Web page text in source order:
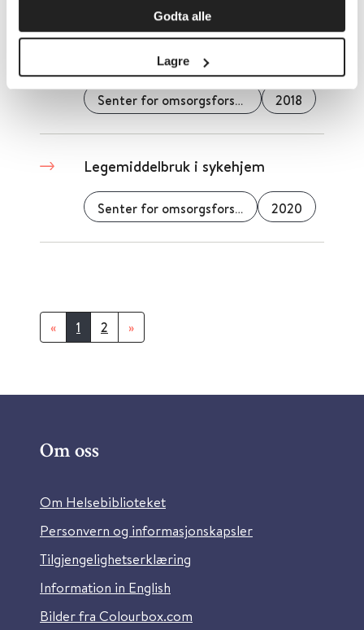
Godta alle
Lagre
Legemiddelbruk og
pasientsikkerhet
Senter for omsorgsforskning 2018
Legemiddelbruk i sykehjem
Senter for omsorgsforskning 2020
« 1 2 »
Om oss
Om Helsebiblioteket
Personvern og informasjonskapsler
Tilgjengelighetserklæring
Information in English
Bilder fra Colourbox.com